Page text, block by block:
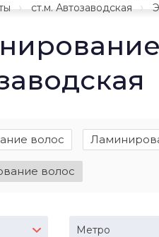
ст.м. Автозаводская
волос
волос
Метро